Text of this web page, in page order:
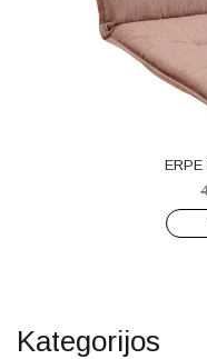
Kategorijos